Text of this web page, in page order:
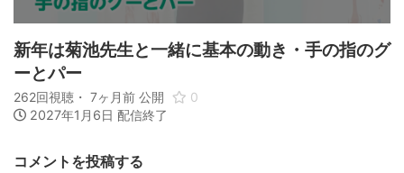
新年は菊池先生と一緒に基本の動き・手の指のグ
ーとパー
262回視聴・ 7ヶ月前 公開
0
2027年1月6日 配信終了
コメントを投稿する